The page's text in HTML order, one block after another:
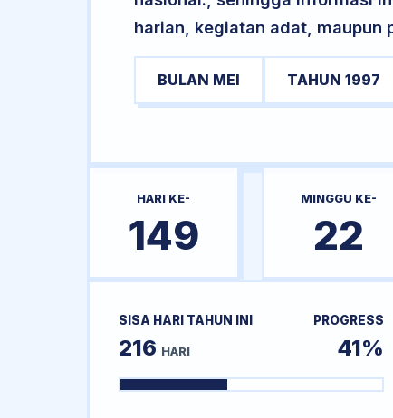
harian, kegiatan adat, maupun
BULAN MEI TAHUN 1997
HARI KE-
149
MINGGU KE-
22
SISA HARI TAHUN INI
216 HARI
PROGRESS
41%